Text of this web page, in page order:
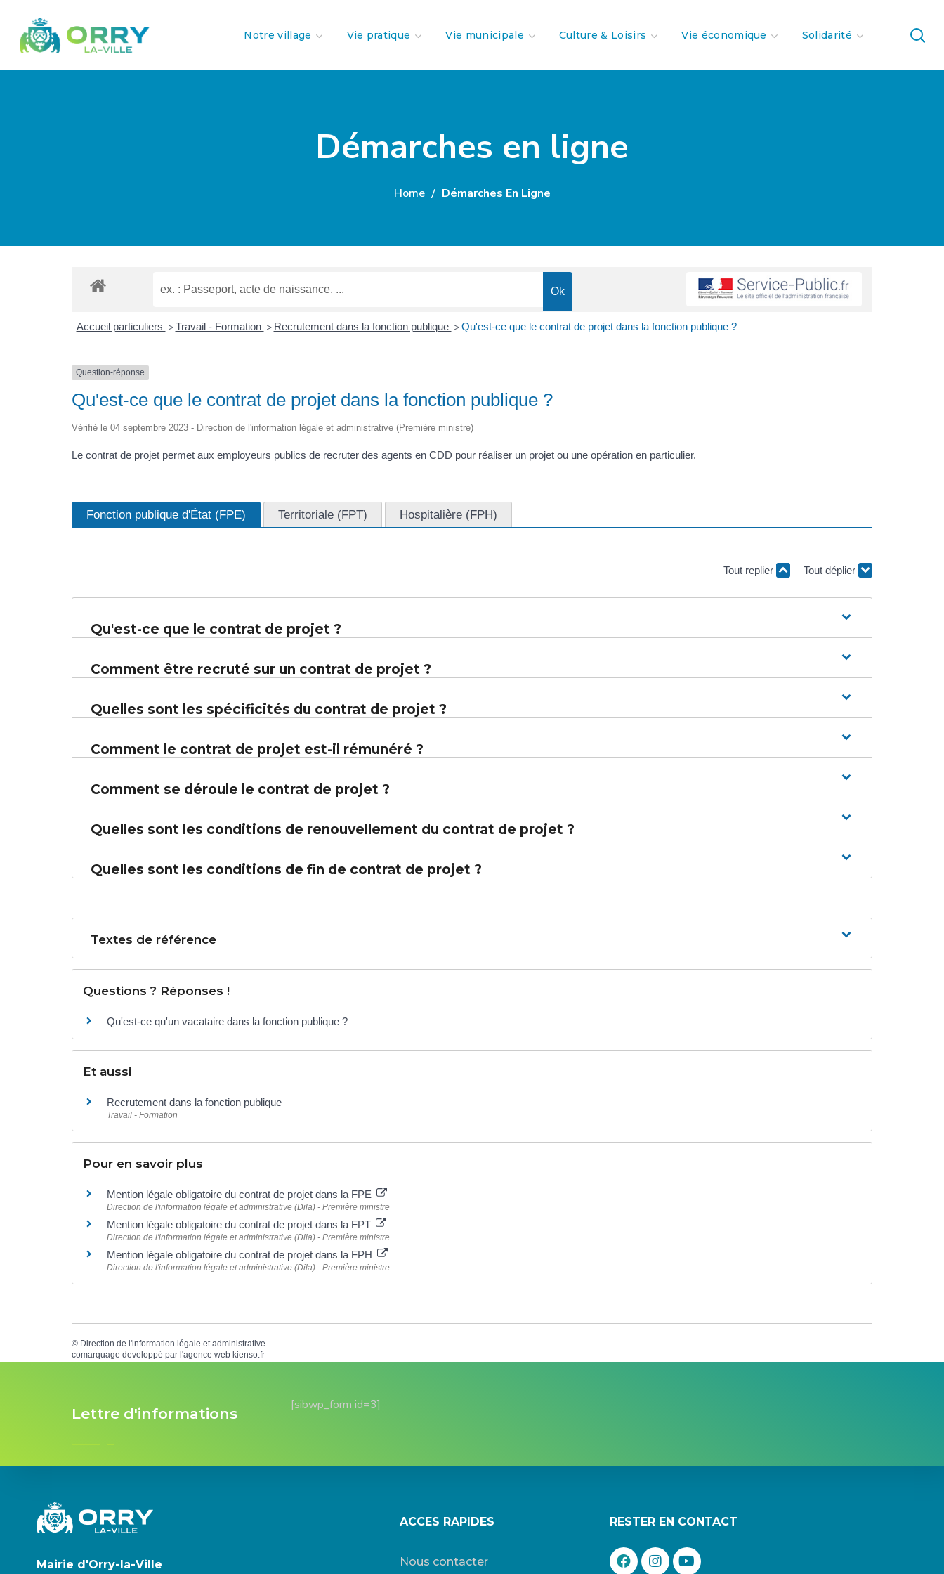
Notre village Vie pratique Vie municipale Culture & Loisirs Vie économique Solidarité
Démarches en ligne
Home Démarches En Ligne
Accueil particuliers > Travail - Formation > Recrutement dans la fonction publique > Qu'est-ce que le contrat de projet dans la fonction publique ?
Question-réponse
Qu'est-ce que le contrat de projet dans la fonction publique ?
Vérifié le 04 septembre 2023 - Direction de l'information légale et administrative (Première ministre)
Le contrat de projet permet aux employeurs publics de recruter des agents en CDD pour réaliser un projet ou une opération en particulier.
Fonction publique d'État (FPE) Territoriale (FPT) Hospitalière (FPH)
Tout replier Tout déplier
Qu'est-ce que le contrat de projet ?
Comment être recruté sur un contrat de projet ?
Quelles sont les spécificités du contrat de projet ?
Comment le contrat de projet est-il rémunéré ?
Comment se déroule le contrat de projet ?
Quelles sont les conditions de renouvellement du contrat de projet ?
Quelles sont les conditions de fin de contrat de projet ?
Textes de référence
Questions ? Réponses !
Qu'est-ce qu'un vacataire dans la fonction publique ?
Et aussi
Recrutement dans la fonction publique
Travail - Formation
Pour en savoir plus
Mention légale obligatoire du contrat de projet dans la FPE
Direction de l'information légale et administrative (Dila) - Première ministre
Mention légale obligatoire du contrat de projet dans la FPT
Direction de l'information légale et administrative (Dila) - Première ministre
Mention légale obligatoire du contrat de projet dans la FPH
Direction de l'information légale et administrative (Dila) - Première ministre
© Direction de l'information légale et administrative
comarquage developpé par l'agence web kienso.fr
Lettre d'informations [sibwp_form id=3]
Mairie d'Orry-la-Ville
ACCES RAPIDES
Nous contacter
RESTER EN CONTACT